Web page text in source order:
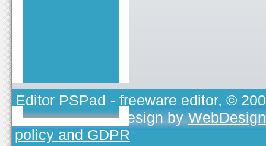
Editor PSPad - freeware editor, ©
TOJEONO.CZ, design by
policy and GDPR